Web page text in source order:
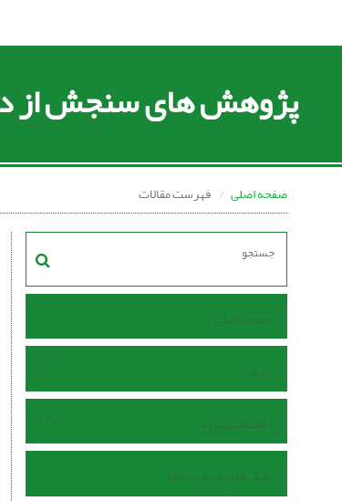
پژوهش های سنجش از
صفحه اصلی فهرست مقالات
صفحه اصلی
مرور
اطلاعات نشریه
بانک ها و نمایه نامه ها